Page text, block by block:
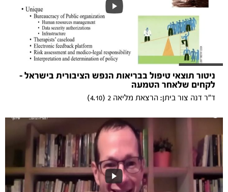
ניטור תוצאי טיפול בבריאות הנפש הציבורית בישראל –
לקחים שלאחר הטמעה
ד"ר דנה צור ביתן: הרצאת מליאה 2 (4.10)